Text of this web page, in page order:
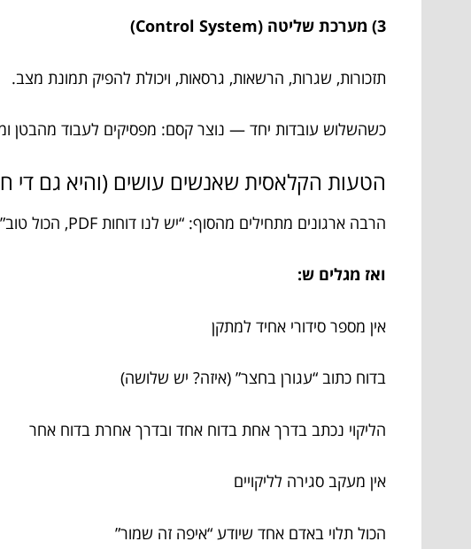
3) מערכת שליטה (Control System)
תזכורות, שגרות, הרשאות, גרסאות, ויכולת להפיק תמונת מצב.
כשהשלוש עובדות יחד — נוצר קסם: מפסיקים לעבוד מהבטן
הטעות הקלאסית שאנשים עושים (והיא גם די
הרבה ארגונים מתחילים מהסוף: “יש לנו דוחות PDF, הכול טוב”.
ואז מגלים ש:
אין מספר סידורי אחיד למתקן
בדוח כתוב “עגורן בחצר” (איזה? יש שלושה)
הליקוי נכתב בדרך אחת בדוח אחד ובדרך אחרת בדוח אחר
אין מעקב סגירה לליקויים
הכול תלוי באדם אחד שיודע “איפה זה שמור”